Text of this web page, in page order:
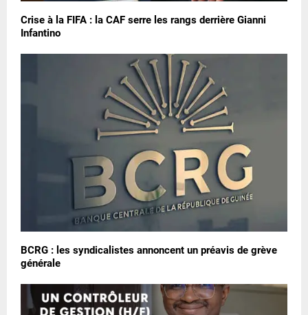
Crise à la FIFA : la CAF serre les rangs derrière Gianni
Infantino
BCRG : les syndicalistes annoncent un préavis de grève
générale